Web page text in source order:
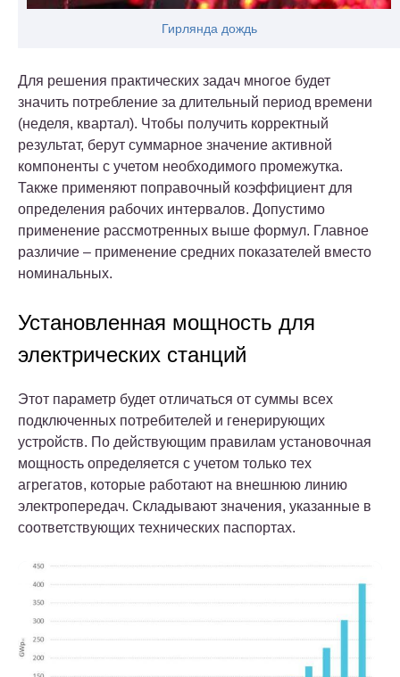
Гирлянда дождь
Для решения практических задач многое будет
значить потребление за длительный период времени
(неделя, квартал). Чтобы получить корректный
результат, берут суммарное значение активной
компоненты с учетом необходимого промежутка.
Также применяют поправочный коэффициент для
определения рабочих интервалов. Допустимо
применение рассмотренных выше формул. Главное
различие – применение средних показателей вместо
номинальных.
Установленная мощность для
электрических станций
Этот параметр будет отличаться от суммы всех
подключенных потребителей и генерирующих
устройств. По действующим правилам установочная
мощность определяется с учетом только тех
агрегатов, которые работают на внешнюю линию
электропередач. Складывают значения, указанные в
соответствующих технических паспортах.